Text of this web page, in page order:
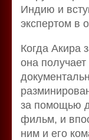
Индию и
экспертом в
Когда Акира
она
за помощью
фильм, и
ним и его